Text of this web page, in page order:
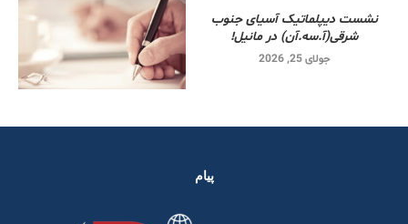
نشست دیپلماتیک آسیای جنوب
شرقی‌(آ.سه.آن) در مانیل!
جولای 25, 2026
پیام